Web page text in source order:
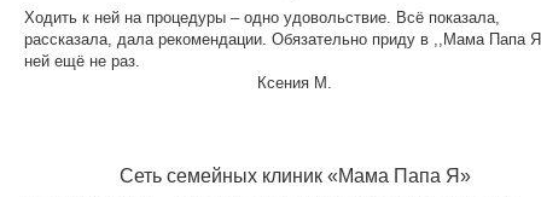
Ходить к ней на процедуры – одно удовольствие. Всё показала,
рассказала, дала рекомендации. Обязательно приду в ,,Мама Папа
ней ещё не раз.
Ксения М.
Сеть семейных клиник «Мама Папа Я»